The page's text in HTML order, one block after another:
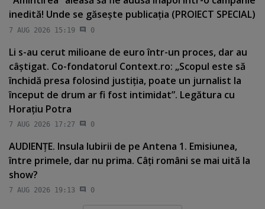
inedită! Unde se găseşte publicaţia (PROIECT SPECIAL)
7 AUG 2026 15:19 0
Li s-au cerut milioane de euro într-un proces, dar au
câştigat. Co-fondatorul Context.ro: „Scopul este să
închidă presa folosind justiţia, poate un jurnalist la
început de drum ar fi fost intimidat”. Legătura cu
Horaţiu Potra
7 AUG 2026 17:27 0
AUDIENŢE. Insula Iubirii de pe Antena 1. Emisiunea,
între primele, dar nu prima. Câţi români se mai uită la
show?
7 AUG 2026 19:13 0